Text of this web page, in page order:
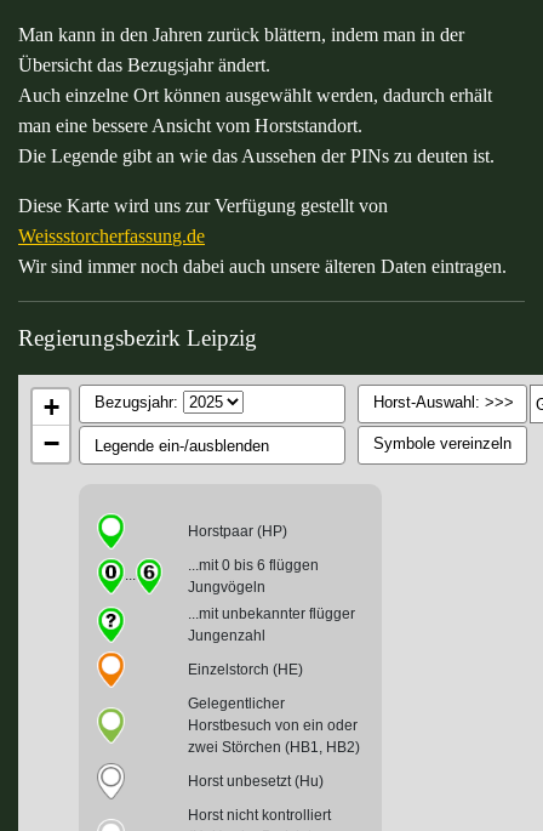
Man kann in den Jahren zurück blättern, indem man in der
Übersicht das Bezugsjahr ändert.
Auch einzelne Ort können ausgewählt werden, dadurch erhält
man eine bessere Ansicht vom Horststandort.
Die Legende gibt an wie das Aussehen der PINs zu deuten ist.
Diese Karte wird uns zur Verfügung gestellt von
Weissstorcherfassung.de
Wir sind immer noch dabei auch unsere älteren Daten eintragen.
Regierungsbezirk Leipzig